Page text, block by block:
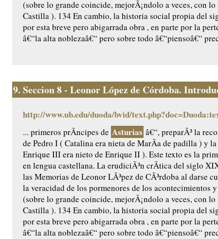
(sobre lo grande coincide, mejorÃ¡ndolo a veces, con
Castilla ). 134 En cambio, la historia social propia del
por esta breve pero abigarrada obra , en parte por la
â€“la alta noblezaâ€“ pero sobre todo â€“piensoâ€“
9. Seccion 8 - Leonor López de Córdoba.
http://www.ub.edu/duoda/bvid/
... primeros prÃ­ncipes de Asturias â€“, preparÃ³ la
de Pedro I ( Catalina era nieta de MarÃ­a de padilla ) y
Enrique III era nieto de Enrique II ). Este texto es la
en lengua castellana. La erudiciÃ³n crÃ­tica del siglo
las Memorias de Leonor LÃ³pez de CÃ³rdoba al darse
la veracidad de los pormenores de los acontecimientos
(sobre lo grande coincide, mejorÃ¡ndolo a veces, con
Castilla ). 134 En cambio, la historia social propia del
por esta breve pero abigarrada obra , en parte por la
â€“la alta noblezaâ€“ pero sobre todo â€“piensoâ€“